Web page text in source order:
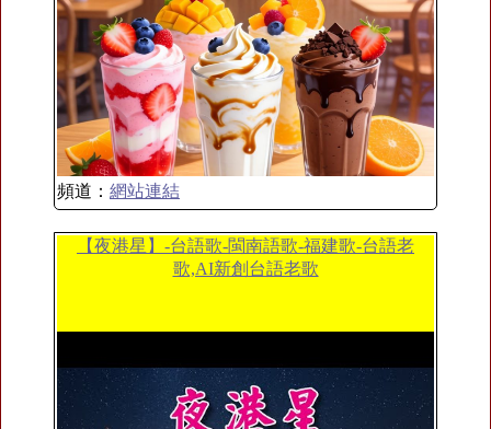
頻道： 網站連結
【夜港星】-台語歌-閩南語歌-福建歌-台語老
歌,AI新創台語老歌